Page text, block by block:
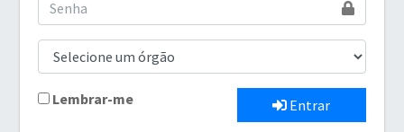
Lembrar-me Entrar